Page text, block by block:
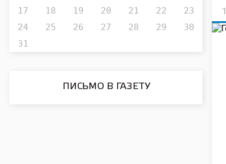
17
18 19 20 21 22
23
24
25 26 27 28 29
30
31
ПИСЬМО В ГАЗЕТУ